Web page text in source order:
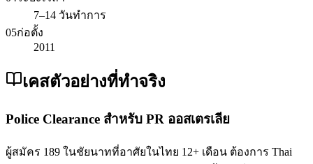
7–14 วันทำการ
05ก่อตั้ง
2011
เคสตัวอย่างที่ทำจริง
Police Clearance สำหรับ PR ออสเตรเลีย
ผู้สมัคร 189 ในชัยนาทที่อาศัยในไทย 12+ เดือน ต้องการ Thai